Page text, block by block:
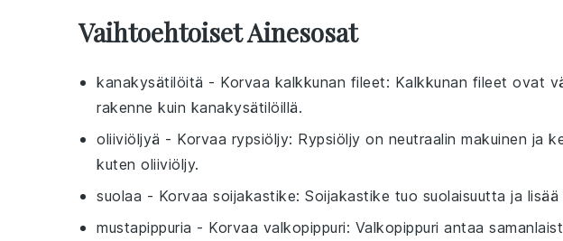
Vaihtoehtoiset Ainesosat
kanakysätilöitä - Korvaa kalkkunan fileet: Kalkkunan fileet ovat
rakenne kuin kanakysätilöillä.
oliiviöljyä - Korvaa rypsiöljy: Rypsiöljy on neutraalin makuinen ja
kuten oliiviöljy.
suolaa - Korvaa soijakastike: Soijakastike tuo suolaisuutta ja
mustapippuria - Korvaa valkopippuri: Valkopippuri antaa